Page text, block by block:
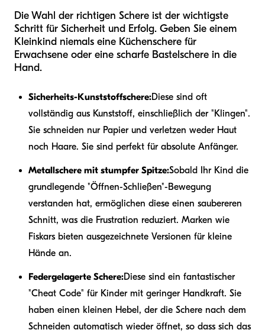
Die Wahl der richtigen Schere ist der wichtigste
Schritt für Sicherheit und Erfolg. Geben Sie einem
Kleinkind niemals eine Küchenschere für
Erwachsene oder eine scharfe Bastelschere in die
Hand.
Sicherheits-Kunststoffschere:Diese sind oft
vollständig aus Kunststoff, einschließlich der "Klingen".
Sie schneiden nur Papier und verletzen weder Haut
noch Haare. Sie sind perfekt für absolute Anfänger.
Metallschere mit stumpfer Spitze:Sobald Ihr Kind die
grundlegende "Öffnen-Schließen"-Bewegung
verstanden hat, ermöglichen diese einen saubereren
Schnitt, was die Frustration reduziert. Marken wie
Fiskars bieten ausgezeichnete Versionen für kleine
Hände an.
Federgelagerte Schere:Diese sind ein fantastischer
"Cheat Code" für Kinder mit geringer Handkraft. Sie
haben einen kleinen Hebel, der die Schere nach dem
Schneiden automatisch wieder öffnet, so dass sich das